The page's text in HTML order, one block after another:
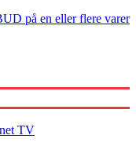
på en eller flere varer
TV